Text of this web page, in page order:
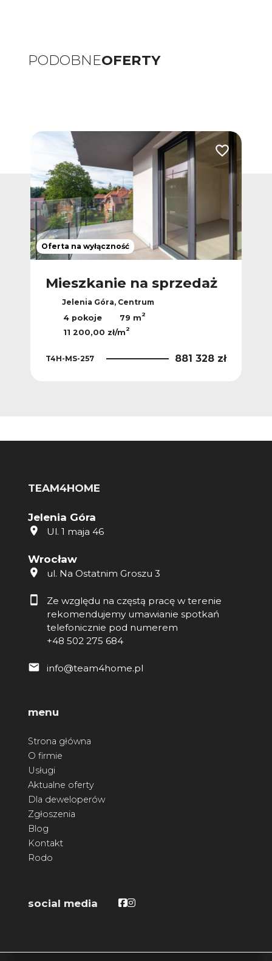
PODOBNEOFERTY
Dodaj do ulubionych
Oferta na wyłączność
Dodaj do
Mieszkanie na sprzedaż
Jelenia Góra, Centrum
4 pokoje
79 m2
11 200,00 zł/m2
T4H-MS-257 881 328 zł
TEAM4HOME
Jelenia Góra
Ul. 1 maja 46
Wrocław
ul. Na Ostatnim Groszu 3
Ze względu na częstą pracę w terenie
rekomendujemy umawianie spotkań
telefonicznie pod numerem
+48 502 275 684
info@team4home.pl
menu
Strona główna
O firmie
Usługi
Aktualne oferty
Dla deweloperów
Zgłoszenia
Blog
Kontakt
Rodo
social media Facebook
Facebook